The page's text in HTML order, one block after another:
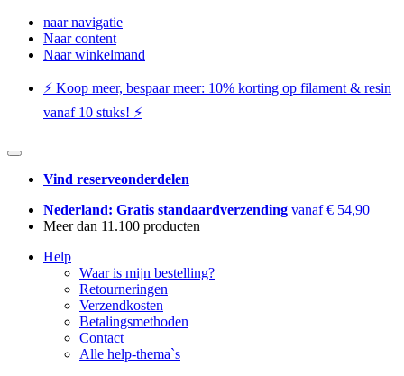
naar navigatie
Naar content
Naar winkelmand
⚡️ Koop meer, bespaar meer: ​​10% korting op filament & resin
vanaf 10 stuks! ⚡️
Vind reserveonderdelen
Nederland: Gratis standaardverzending vanaf € 54,90
Meer dan 11.100 producten
Help
Waar is mijn bestelling?
Retourneringen
Verzendkosten
Betalingsmethoden
Contact
Alle help-thema`s